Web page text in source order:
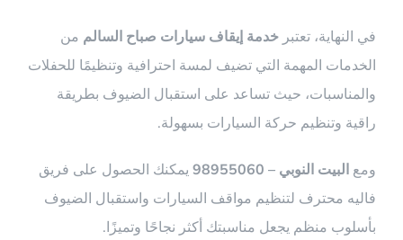
في النهاية، تعتبر خدمة إيقاف سيارات صباح السالم من
الخدمات المهمة التي تضيف لمسة احترافية وتنظيمًا للحفلات
والمناسبات، حيث تساعد على استقبال الضيوف بطريقة
راقية وتنظيم حركة السيارات بسهولة.
ومع البيت النوبي – 98955060
يمكنك الحصول على فريق
فاليه محترف لتنظيم مواقف السيارات واستقبال الضيوف
بأسلوب منظم يجعل مناسبتك أكثر نجاحًا وتميزًا.